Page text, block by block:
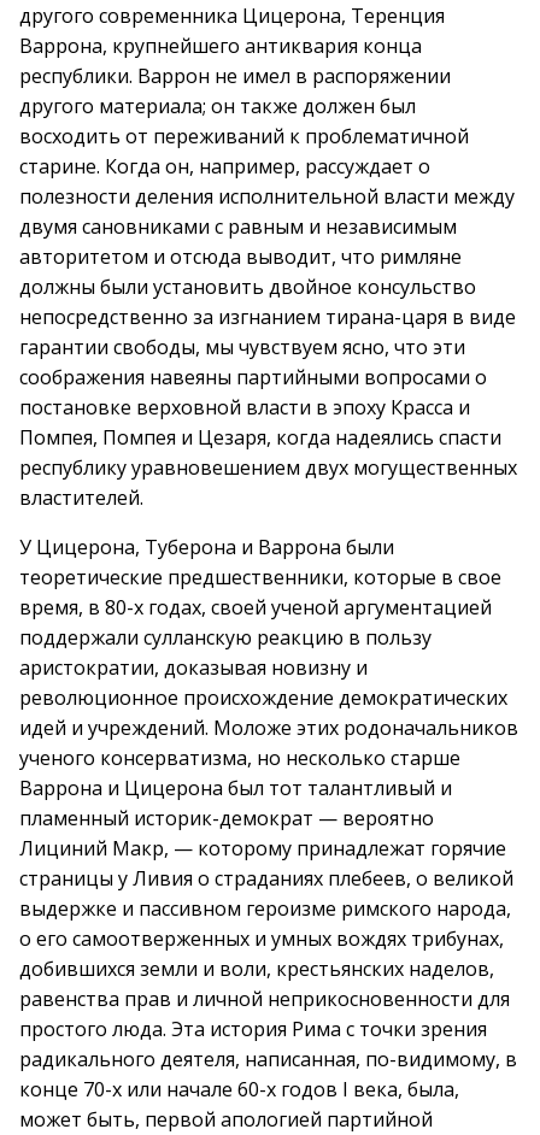
другого современника Цицерона, Теренция
Варрона, крупнейшего антиквария конца
республики. Варрон не имел в распоряжении
другого материала; он также должен был
восходить от переживаний к проблематичной
старине. Когда он, например, рассуждает о
полезности деления исполнительной власти между
двумя сановниками с равным и независимым
авторитетом и отсюда выводит, что римляне
должны были установить двойное консульство
непосредственно за изгнанием тирана-царя в виде
гарантии свободы, мы чувствуем ясно, что эти
соображения навеяны партийными вопросами о
постановке верховной власти в эпоху Красса и
Помпея, Помпея и Цезаря, когда надеялись спасти
республику уравновешением двух могущественных
властителей.
У Цицерона, Туберона и Варрона были
теоретические предшественники, которые в свое
время, в 80-х годах, своей ученой аргументацией
поддержали сулланскую реакцию в пользу
аристократии, доказывая новизну и
революционное происхождение демократических
идей и учреждений. Моложе этих родоначальников
ученого консерватизма, но несколько старше
Варрона и Цицерона был тот талантливый и
пламенный историк-демократ — вероятно
Лициний Макр, — которому принадлежат горячие
страницы у Ливия о страданиях плебеев, о великой
выдержке и пассивном героизме римского народа,
о его самоотверженных и умных вождях трибунах,
добившихся земли и воли, крестьянских наделов,
равенства прав и личной неприкосновенности для
простого люда. Эта история Рима с точки зрения
радикального деятеля, написанная, по-видимому, в
конце 70-х или начале 60-х годов I века, была,
может быть, первой апологией партийной